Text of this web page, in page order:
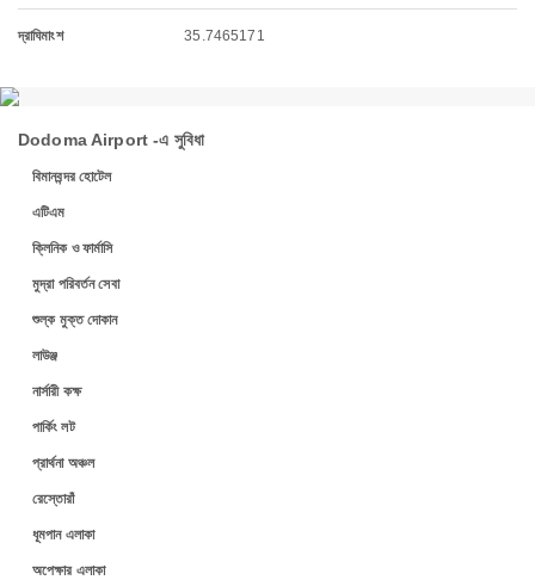
দ্রাঘিমাংশ 35.7465171
Dodoma Airport -এ সুবিধা
বিমানবন্দর হোটেল
এটিএম
ক্লিনিক ও ফার্মাসি
মুদ্রা পরিবর্তন সেবা
শুল্ক মুক্ত দোকান
লাউঞ্জ
নার্সারী কক্ষ
পার্কিং লট
প্রার্থনা অঞ্চল
রেস্তোরাঁ
ধূমপান এলাকা
অপেক্ষার এলাকা